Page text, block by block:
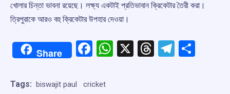
খোলার চিন্তা ভাবনা রয়েছে। লক্ষ্য একটাই প্রতিভাবান ক্রিকেটার তৈরী করা।
ত্রিপুরাকে আরও বহু ক্রিকেটার উপহার দেওয়া। ‌‌
Share Facebook
WhatsApp
X Threads
Tags: biswajit paul cricket